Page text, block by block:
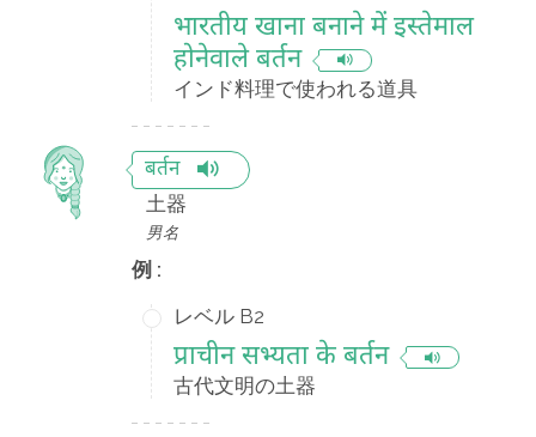
भारतीय खाना बनाने में इस्तेमाल
होनेवाले बर्तन
インド料理で使われる道具
बर्तन
土器
男名
例 :
レベル B2
प्राचीन सभ्यता के बर्तन
古代文明の土器